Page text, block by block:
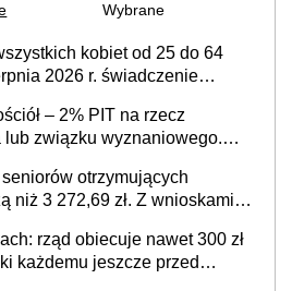
Wybrane
kobiet od 25 do 64
2026 r. świadczenie
– 2% PIT na rzecz
lub związku wyznaniowego.
otrzymujących
niż 3 272,69 zł. Z wnioskami
rząd obiecuje nawet 300 zł
każdemu jeszcze przed